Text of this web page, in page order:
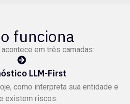
funciona
em três camadas:
LLM-First
como interpreta sua entidade e
existem riscos.